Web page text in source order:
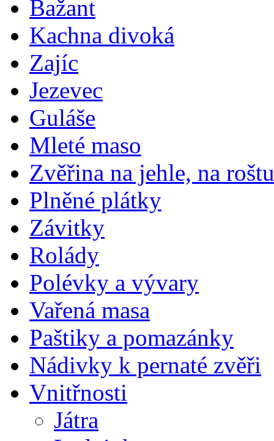
Bažant
Kachna divoká
Zajíc
Jezevec
Guláše
Mleté maso
Zvěřina na jehle, na roštu
Plněné plátky
Závitky
Rolády
Polévky a vývary
Vařená masa
Paštiky a pomazánky
Nádivky k pernaté zvěři
Vnitřnosti
Játra